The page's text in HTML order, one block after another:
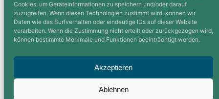
Cookies, um Geräteinformationen zu speichern und/oder darauf
zuzugreifen. Wenn diesen Technologien zustimmt wird, können wir
Daten wie das Surfverhalten oder eindeutige IDs auf dieser Website
verarbeiten. Wenn die Zustimmung nicht erteilt oder zurückgezogen wird,
können bestimmte Merkmale und Funktionen beeinträchtigt werden.
Akzeptieren
Ablehnen
Schlagwörter: